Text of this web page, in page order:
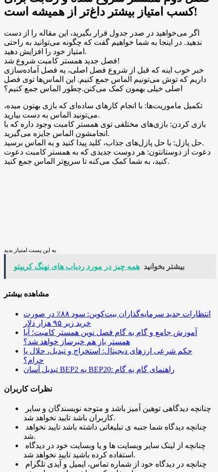
کسب امتیاز بیشتر داغ‌تر از همیشه است!
اگر می‌خواهید در صدر جدول قرار بگیرید، این مقاله را از دست
ندهید. در اینجا به شما خواهیم گفت که چگونه می‌توانید به راحتی
امتیاز خود را افزایش دهید.
فصل جدید همستر کامبت شروع شد!
خبر خوب اینه که قبل از شروع فصل اصلی، یه فصل آماده‌سازی
داریم که توش می‌تونیم الماس جمع کنیم. این الماس‌ها توی فصل
اصلی خیلی بهمون کمک می‌کنن.چطور الماس جمع کنیم؟
تکمیل ماموریت‌ها: با انجام کارهای ساده‌ای که بازی بهتون میده،
می‌تونید الماس به دست بیارید.
بازی کردن: بازی‌های مختلفی توی همستر کامبت وجود داره که با
انجامشون الماس جایزه می‌گیرید.
حل پازل: با حل پازل‌های جذاب، کلید پیدا کنید و به الماس برسید.
دعوت از دوستانتون: هر دوست جدیدی که به همستر کامبت دعوت
کنید، به شما کمک می‌کنه تا سریع‌تر الماس جمع کنید.
به این پست امتیاز بدید
بیشتر بخوانید همه چیز در مورد ردیاب‌ های نهنگ کریپتو
مشاهده بیشتر
انتظارات جدید سرمایه‌گذاران بیت‌کوین: سود ۸۸٪ در صورت
خرید زیر ۹۵ هزار دلار
آموزش جامع و گام به گام فصل نوین همستر کامبت؛ آیا
همستر باز هم خبرساز خواهد شد؟
حکم شرعی ارزهای دیجیتال: استخراج و تبدیل، حلال یا
حرام؟
تبدیل آسان BEP2 به BEP20: راهنمای گام به گام
نظرات کاربران
کاربران باشد تایید نخواهد شد.
شد.
استفاده کرده باشید تایید نخواهد شد.